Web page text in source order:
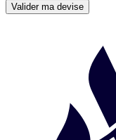
Valider ma devise